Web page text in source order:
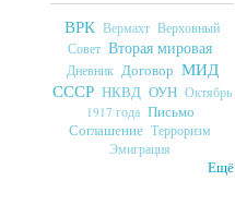
ВРК Вермахт Верховный
Совет Вторая мировая
Дневник Договор МИД
СССР НКВД ОУН Октябрь
1917 года Письмо
Соглашение Терроризм
Эмиграция
Ещё